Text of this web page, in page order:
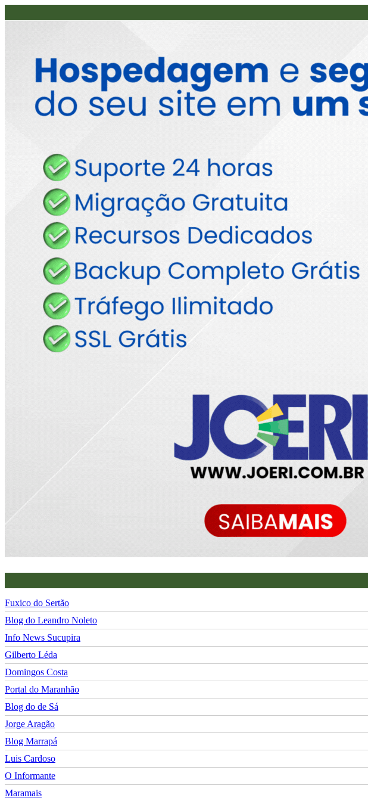
Reais
Fuxico do Sertão
Blog do Leandro Noleto
Info News Sucupira
Gilberto Léda
Domingos Costa
Portal do Maranhão
Blog do de Sá
Jorge Aragão
Blog Marrapá
Luis Cardoso
O Informante
Maramais